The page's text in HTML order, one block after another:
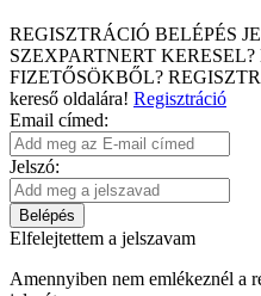
REGISZTRÁCIÓ BELÉPÉS
SZEXPARTNERT KERESEL?
FIZETŐSÖKBŐL?
kereső oldalára! Regisztráció
Email címed:
Jelszó:
Belépés
Elfelejtettem a jelszavam
Amennyiben nem emlékeznél a